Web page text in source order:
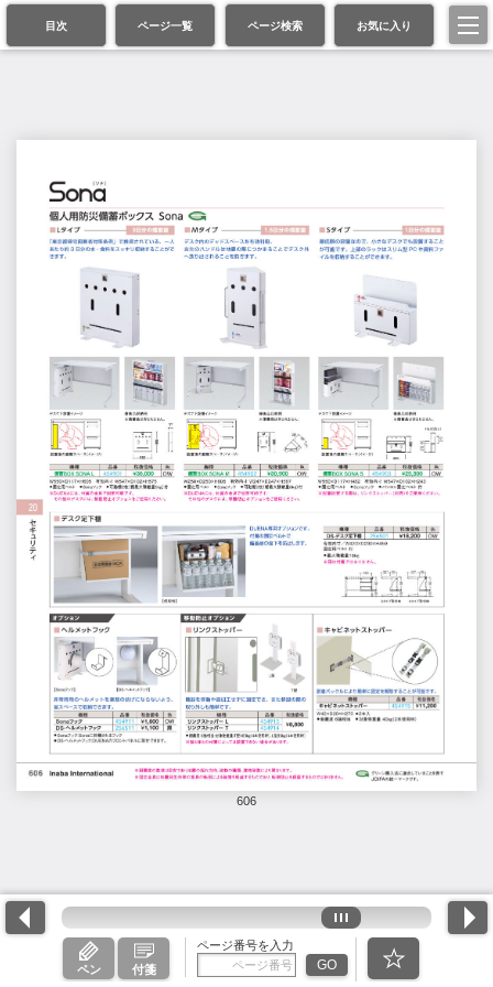
目次 ページ一覧 ページ検索 お気に入り
606
ペン 付箋
ページ番号を入力
GO